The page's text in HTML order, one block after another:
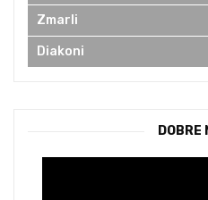
Zmarli
Diakoni
DOBRE